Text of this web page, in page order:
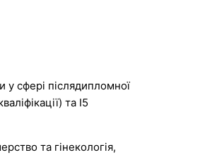
у сфері післядипломної
та І5
та гінекологія,